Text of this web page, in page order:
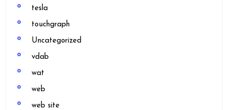
tesla
touchgraph
Uncategorized
vdab
wat
web
web site